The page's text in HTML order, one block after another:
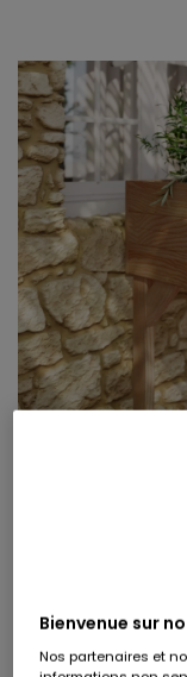
Bienvenue sur
Nos partenaires et